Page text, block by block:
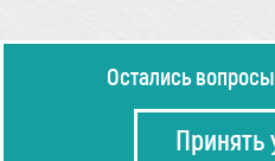
Остались
Принять